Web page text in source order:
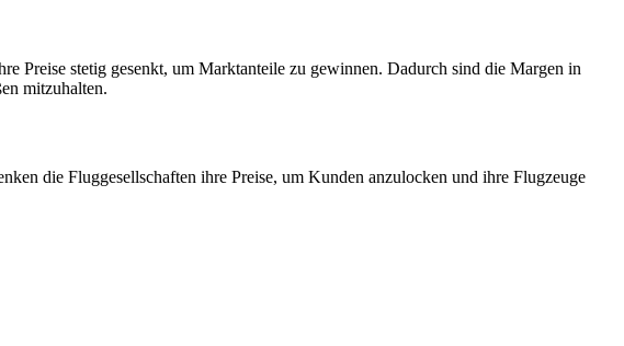
Preise stetig gesenkt, um Marktanteile zu gewinnen. Dadurch sind die Margen in
mitzuhalten.
die Fluggesellschaften ihre Preise, um Kunden anzulocken und ihre Flugzeuge